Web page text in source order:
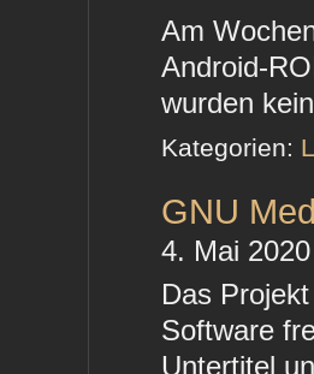
Am
Android-
wurden
Kategorien:
GNU
4. Mai
Das
Software
Untertitel